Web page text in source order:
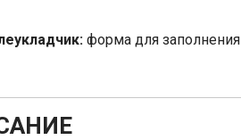
форма для заполнения